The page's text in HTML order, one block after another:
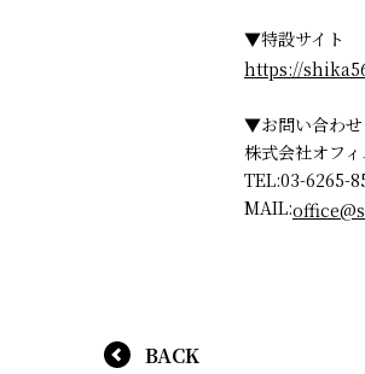
▼特設サイト
https://
▼お問い合わせ
株式会社オフ
TEL:03-6265-
MAIL:
BACK